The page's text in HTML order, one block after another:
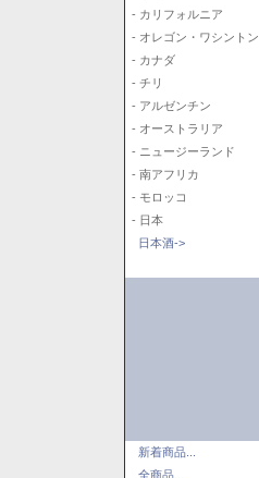
- カリフォルニア
- オレゴン・ワシントン
- カナダ
- チリ
- アルゼンチン
- オーストラリア
- ニュージーランド
- 南アフリカ
- モロッコ
- 日本
日本酒->
新着商品...
全商品...